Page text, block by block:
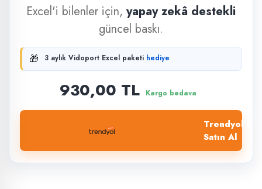
Excel'i bilenler için, yapay zekâ destekli
güncel baskı.
🎁 3 aylık Vidoport Excel paketi hediye
930,00 TL Kargo bedava
Trendyol'dan
Satın Al